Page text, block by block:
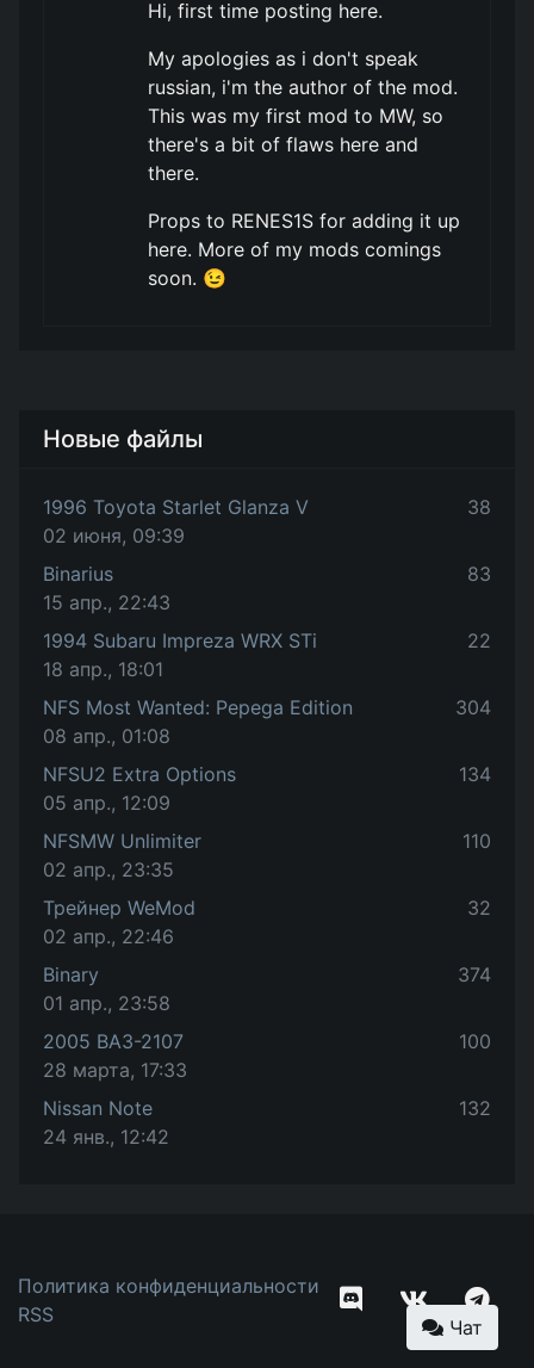
Hi, first time posting here.
My apologies as i don't speak
russian, i'm the author of the mod.
This was my first mod to MW, so
there's a bit of flaws here and
there.
Props to RENES1S for adding it up
here. More of my mods comings
soon. 😉
Новые файлы
1996 Toyota Starlet Glanza V
02 июня, 09:39
38
Binarius
15 апр., 22:43
83
1994 Subaru Impreza WRX STi
18 апр., 18:01
22
NFS Most Wanted: Pepega Edition
08 апр., 01:08
304
NFSU2 Extra Options
05 апр., 12:09
134
NFSMW Unlimiter
02 апр., 23:35
110
Трейнер WeMod
02 апр., 22:46
32
Binary
01 апр., 23:58
374
2005 ВАЗ-2107
28 марта, 17:33
100
Nissan Note
24 янв., 12:42
132
Политика конфиденциальности
RSS
Чат